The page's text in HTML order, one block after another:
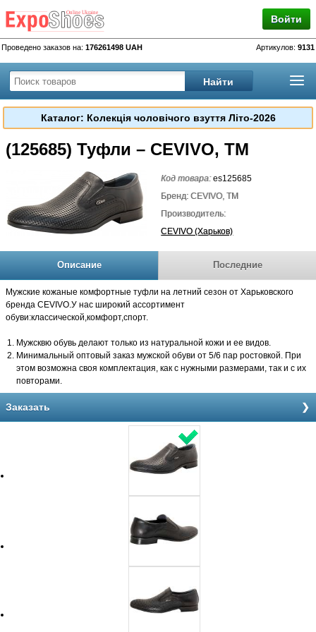
Войти
Проведено заказов на: 176261498 UAH Артикулов: 9131
Каталог: Колекція чоловічого взуття Літо-2026
(125685) Туфли – CEVIVO, TM
Код товара:es125685
Бренд: CEVIVO, TM
Производитель:
CEVIVO (Харьков)
Описание Последние
Мужские кожаные комфортные туфли на летний сезон от Харьковского
бренда CEVIVO.У нас широкий ассортимент
обуви:классической,комфорт,спорт.
Мужсквю обувь делают только из натуральной кожи и ее видов.
Минимальный оптовый заказ мужской обуви от 5/6 пар ростовкой. При
этом возможна своя комплектация, как с нужными размерами, так и с их
повторами.
Заказать